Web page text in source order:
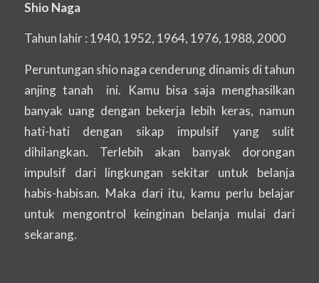
Shio Naga
Tahun lahir : 1940, 1952, 1964, 1976, 1988, 2000
Peruntungan shio naga cenderung dinamis di tahun
anjing tanah ini. Kamu bisa saja menghasilkan
banyak uang dengan bekerja lebih keras, namun
hati-hati dengan sikap impulsif yang sulit
dihilangkan. Terlebih akan banyak dorongan
impulsif dari lingkungan sekitar untuk belanja
habis-habisan. Maka dari itu, kamu perlu belajar
untuk mengontrol keinginan belanja mulai dari
sekarang.